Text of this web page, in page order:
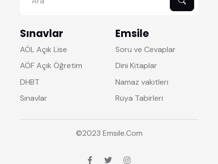
Sınavlar
AÖL Açık Lise
AÖF Açık Öğretim
DHBT
Sınavlar
Emsile
Soru ve Cevaplar
Dini Kitaplar
Namaz vakitleri
Rüya Tabirleri
©2023 Emsile.Com